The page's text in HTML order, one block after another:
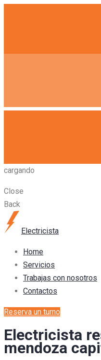
cargando
Close
Back
Electricista
Home
Servicios
Trabajas con nosotros
Contactos
Reserva un turno
Electricista
mendoza